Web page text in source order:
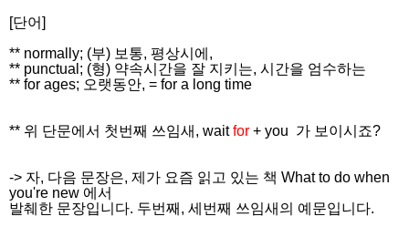
[단어]
** normally; (부) 보통, 평상시에,
** punctual; (형) 약속시간을 잘 지키는, 시간을 엄수하는
** for ages; 오랫동안, = for a long time
** 위 단문에서 첫번째 쓰임새, waitfor + you 가 보이시죠?
-> 자, 다음 문장은, 제가 요즘 읽고 있는 책 What to do when
you're new 에서
발췌한 문장입니다. 두번째, 세번째 쓰임새의 예문입니다.